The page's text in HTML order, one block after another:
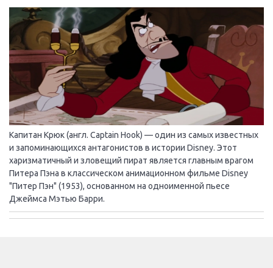
Капитан Крюк (англ. Captain Hook) — один из самых известных
и запоминающихся антагонистов в истории Disney. Этот
харизматичный и зловещий пират является главным врагом
Питера Пэна в классическом анимационном фильме Disney
"Питер Пэн" (1953), основанном на одноименной пьесе
Джеймса Мэтью Барри.